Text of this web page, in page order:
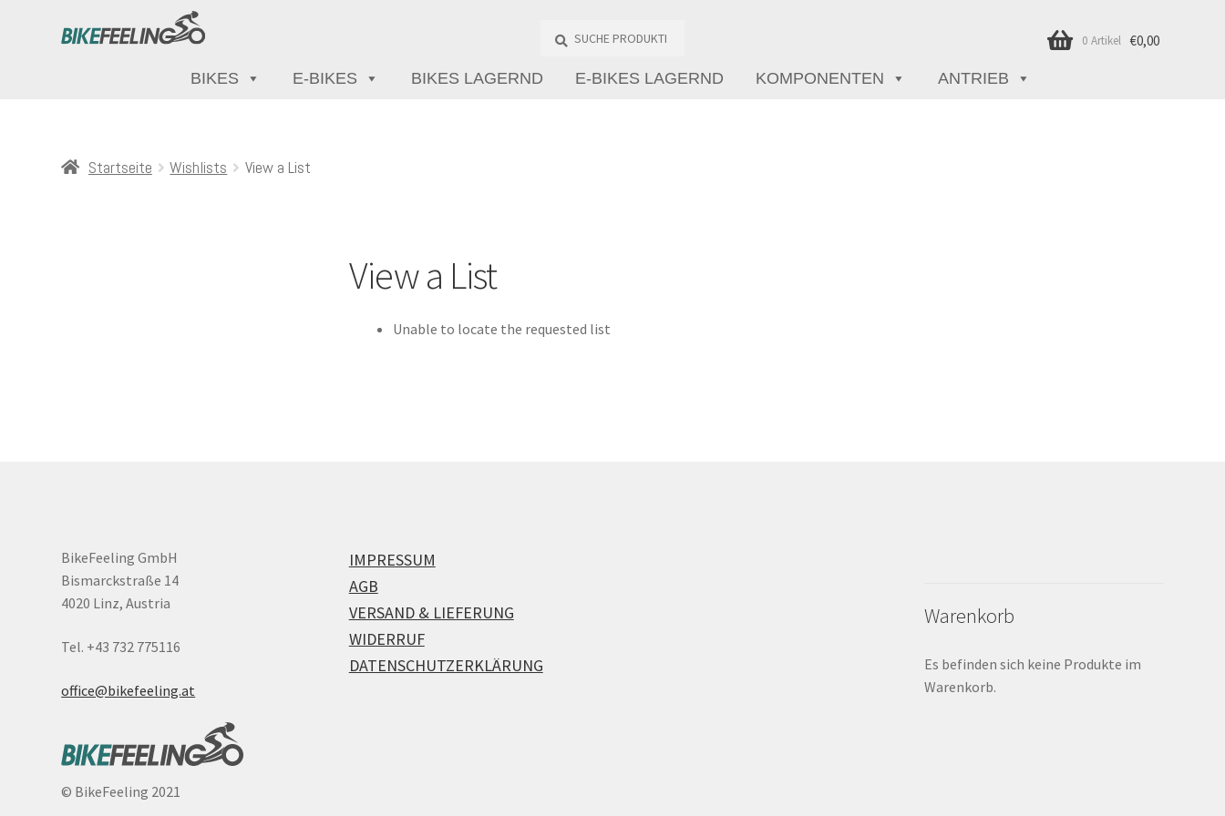
Produkte
€0,00
0 Artikel
BIKES E-BIKES BIKES LAGERND E-BIKES LAGERND KOMPONENTEN ANTRIEB
Startseite Wishlists View a List
View a List
Unable to locate the requested list
BikeFeeling GmbH
Bismarckstraße 14
4020 Linz, Austria
Tel. +43 732 775116
office@bikefeeling.at
© BikeFeeling 2021
IMPRESSUM
AGB
VERSAND & LIEFERUNG
WIDERRUF
DATENSCHUTZERKLÄRUNG
Warenkorb
Es befinden sich keine Produkte im
Warenkorb.